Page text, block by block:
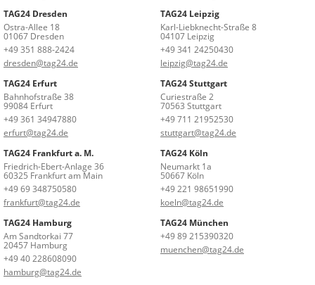
TAG24 Dresden
Ostra-Allee 18
01067 Dresden
+49 351 888-2424
dresden@tag24.de
TAG24 Leipzig
Karl-Liebknecht-Straße 8
04107 Leipzig
+49 341 24250430
leipzig@tag24.de
TAG24 Erfurt
Bahnhofstraße 38
99084 Erfurt
+49 361 34947880
erfurt@tag24.de
TAG24 Stuttgart
Curiestraße 2
70563 Stuttgart
+49 711 21952530
stuttgart@tag24.de
TAG24 Frankfurt a. M.
Friedrich-Ebert-Anlage 36
60325 Frankfurt am Main
+49 69 348750580
frankfurt@tag24.de
TAG24 Köln
Neumarkt 1a
50667 Köln
+49 221 98651990
koeln@tag24.de
TAG24 Hamburg
Am Sandtorkai 77
20457 Hamburg
+49 40 228608090
hamburg@tag24.de
TAG24 München
+49 89 215390320
muenchen@tag24.de